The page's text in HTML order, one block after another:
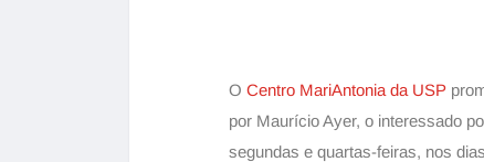
O Centro MariAntonia da USP
por Maurício Ayer, o interessado
segundas e quartas-feiras, nos